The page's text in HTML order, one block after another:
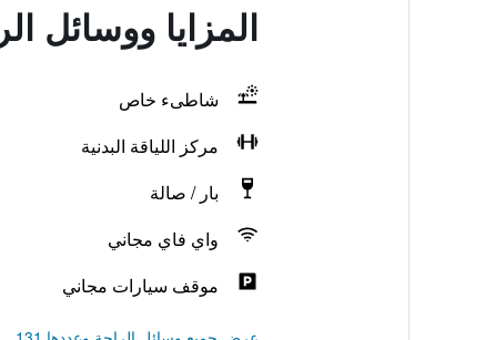
المزايا ووسائل
شاطىء خاص
مركز اللياقة البدنية
بار / صالة
واي فاي مجاني
موقف سيارات مجاني